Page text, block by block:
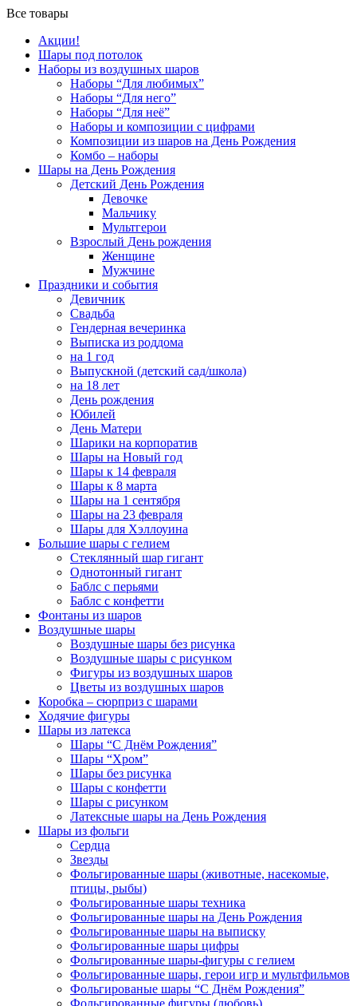
Все товары
Акции!
Шары под потолок
Наборы из воздушных шаров
Наборы “Для любимых”
Наборы “Для него”
Наборы “Для неё”
Наборы и композиции с цифрами
Композиции из шаров на День Рождения
Комбо – наборы
Шары на День Рождения
Детский День Рождения
Девочке
Мальчику
Мультгерои
Взрослый День рождения
Женщине
Мужчине
Праздники и события
Девичник
Свадьба
Гендерная вечеринка
Выписка из роддома
на 1 год
Выпускной (детский сад/школа)
на 18 лет
День рождения
Юбилей
День Матери
Шарики на корпоратив
Шары на Новый год
Шары к 14 февраля
Шары к 8 марта
Шары на 1 сентября
Шары на 23 февраля
Шары для Хэллоуина
Большие шары с гелием
Стеклянный шар гигант
Однотонный гигант
Баблс с перьями
Баблс с конфетти
Фонтаны из шаров
Воздушные шары
Воздушные шары без рисунка
Воздушные шары с рисунком
Фигуры из воздушных шаров
Цветы из воздушных шаров
Коробка – сюрприз с шарами
Ходячие фигуры
Шары из латекса
Шары “С Днём Рождения”
Шары “Хром”
Шары без рисунка
Шары с конфетти
Шары с рисунком
Латексные шары на День Рождения
Шары из фольги
Сердца
Звезды
Фольгированные шары (животные, насекомые,
птицы, рыбы)
Фольгированные шары техника
Фольгированные шары на День Рождения
Фольгированные шары на выписку
Фольгированные шары цифры
Фольгированные шары-фигуры с гелием
Фольгированные шары, герои игр и мультфильмов
Фольгированые шары “С Днём Рождения”
Фольгированные фигуры (любовь)